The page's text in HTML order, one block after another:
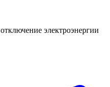
электроэнергии